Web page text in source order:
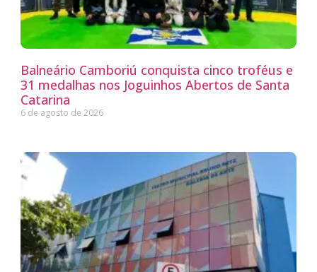
Balneário Camboriú conquista cinco troféus e
31 medalhas nos Joguinhos Abertos de Santa
Catarina
6 de agosto de 2026